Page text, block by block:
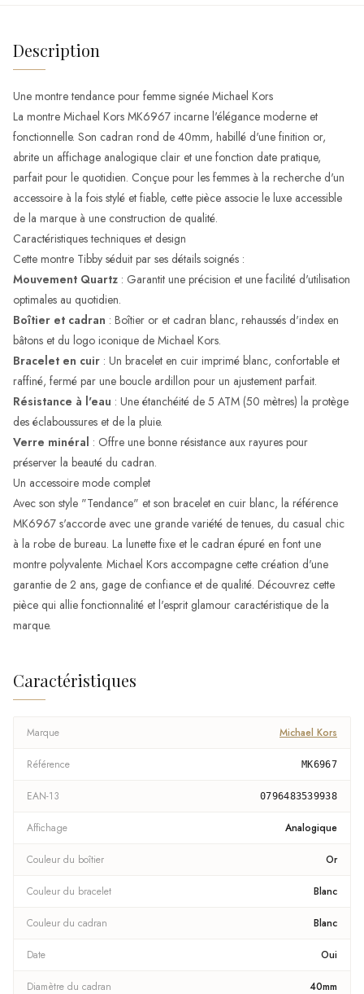
Description
Une montre tendance pour femme signée Michael Kors
La montre Michael Kors MK6967 incarne l'élégance moderne et
fonctionnelle. Son cadran rond de 40mm, habillé d'une finition or,
abrite un affichage analogique clair et une fonction date pratique,
parfait pour le quotidien. Conçue pour les femmes à la recherche d'un
accessoire à la fois stylé et fiable, cette pièce associe le luxe accessible
de la marque à une construction de qualité.
Caractéristiques techniques et design
Cette montre Tibby séduit par ses détails soignés :
Mouvement Quartz : Garantit une précision et une facilité d'utilisation
optimales au quotidien.
Boîtier et cadran : Boîtier or et cadran blanc, rehaussés d'index en
bâtons et du logo iconique de Michael Kors.
Bracelet en cuir : Un bracelet en cuir imprimé blanc, confortable et
raffiné, fermé par une boucle ardillon pour un ajustement parfait.
Résistance à l'eau : Une étanchéité de 5 ATM (50 mètres) la protège
des éclaboussures et de la pluie.
Verre minéral : Offre une bonne résistance aux rayures pour
préserver la beauté du cadran.
Un accessoire mode complet
Avec son style "Tendance" et son bracelet en cuir blanc, la référence
MK6967 s'accorde avec une grande variété de tenues, du casual chic
à la robe de bureau. La lunette fixe et le cadran épuré en font une
montre polyvalente. Michael Kors accompagne cette création d'une
garantie de 2 ans, gage de confiance et de qualité. Découvrez cette
pièce qui allie fonctionnalité et l'esprit glamour caractéristique de la
marque.
Caractéristiques
Marque Michael Kors
Référence MK6967
EAN-13 0796483539938
Affichage Analogique
Couleur du boîtier Or
Couleur du bracelet Blanc
Couleur du cadran Blanc
Date Oui
Diamètre du cadran 40mm